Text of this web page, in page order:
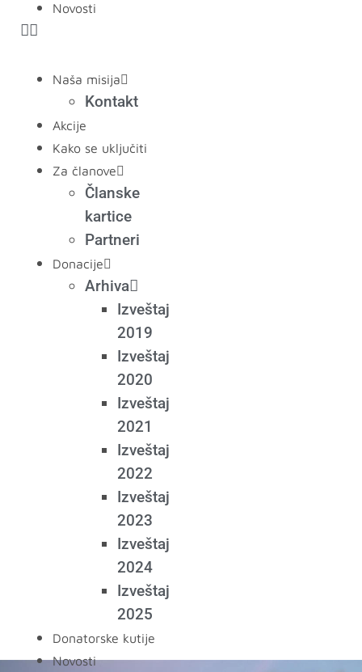
Novosti
Naša misija
Kontakt
Akcije
Kako se uključiti
Za članove
Članske
kartice
Partneri
Donacije
Arhiva
Izveštaj
2019
Izveštaj
2020
Izveštaj
2021
Izveštaj
2022
Izveštaj
2023
Izveštaj
2024
Izveštaj
2025
Donatorske kutije
Novosti